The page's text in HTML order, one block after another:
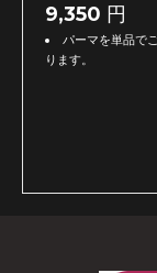
9,350 円
パーマを単品で
ります。